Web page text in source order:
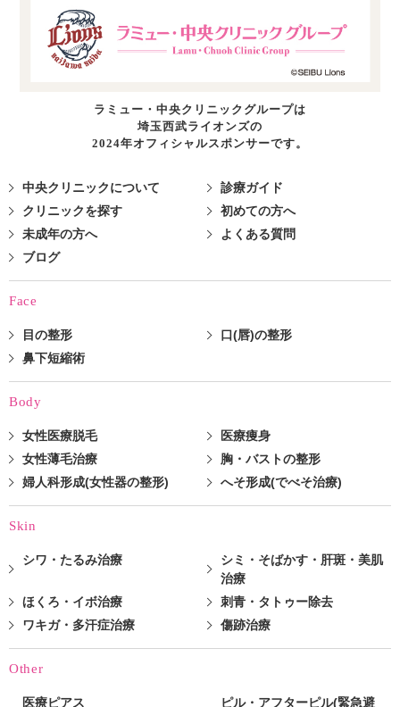
ラミュー・中央クリニックグループは
埼玉西武ライオンズの
2024年オフィシャルスポンサーです。
中央クリニックについて
診療ガイド
クリニックを探す
初めての方へ
未成年の方へ
よくある質問
ブログ
Face
目の整形
口(唇)の整形
鼻下短縮術
Body
女性医療脱毛
医療痩身
女性薄毛治療
胸・バストの整形
婦人科形成(女性器の整形)
へそ形成(でべそ治療)
Skin
シワ・たるみ治療
シミ・そばかす・肝斑・美肌
治療
ほくろ・イボ治療
刺青・タトゥー除去
ワキガ・多汗症治療
傷跡治療
Other
医療ピアス ピル・アフターピル(緊急避